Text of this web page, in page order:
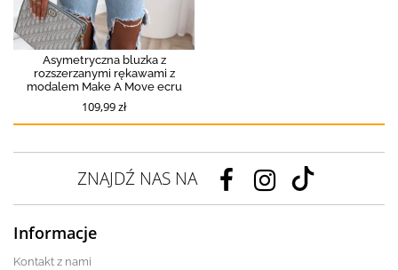
Asymetryczna bluzka z
rozszerzanymi rękawami z
modalem Make A Move ecru
109,99 zł
ZNAJDŹ NAS NA
Informacje
Kontakt z nami